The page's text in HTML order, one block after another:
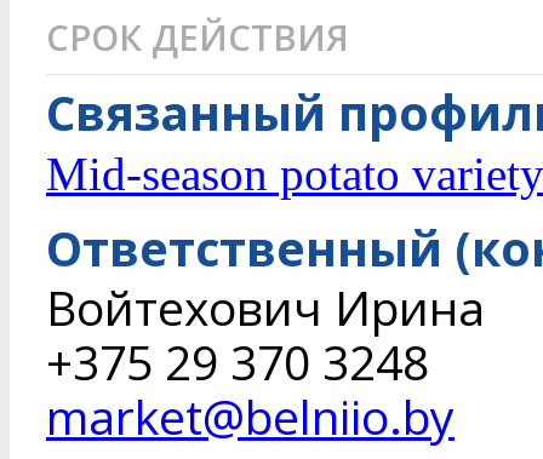
СРОК ДЕЙСТВИЯ
Связанный
Mid-season potato
Ответственный
Войтехович Ирина
+375 29 370 3248
market@belniio.by